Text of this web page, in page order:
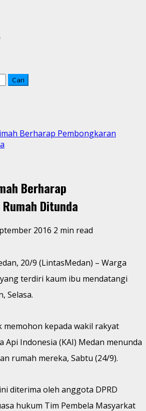
Berharap Pembongkaran
Berharap
Ditunda
2016 2 min read
20/9 (LintasMedan) – Warga
terdiri kaum ibu mendatangi
Selasa.
memohon kepada wakil rakyat
Api Indonesia (KAI) Medan menunda
rumah mereka, Sabtu (24/9).
diterima oleh anggota DPRD
hukum Tim Pembela Masyarkat